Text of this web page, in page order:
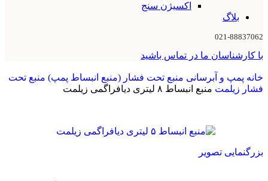
اکسیژن سنج
بلاگ
021-88837062
با کارشناسان ما در تماس باشید
خانه پمپ و آبرسانی منبع تحت فشار (منبع انبساط پمپ) منبع تحت
فشار زیلمت منبع انبساط ۸ لیتری دیافراگمی زیلمت
بزرگنمایی تصویر